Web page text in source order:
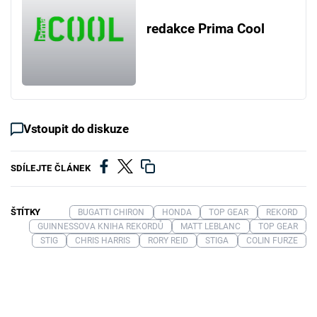
redakce Prima Cool
Vstoupit do diskuze
SDÍLEJTE ČLÁNEK
ŠTÍTKY BUGATTI CHIRON HONDA TOP GEAR
REKORD
GUINNESSOVA KNIHA REKORDŮ
MATT LEBLANC
TOP GEAR
STIG
CHRIS HARRIS RORY REID STIGA COLIN FURZE